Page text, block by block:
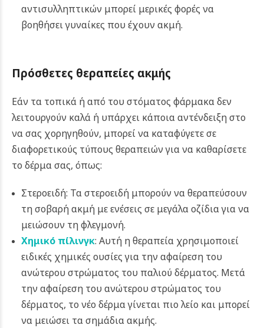
αντισυλληπτικών μπορεί μερικές φορές να
βοηθήσει γυναίκες που έχουν ακμή.
Πρόσθετες θεραπείες ακμής
Εάν τα τοπικά ή από του στόματος φάρμακα δεν
λειτουργούν καλά ή υπάρχει κάποια αντένδειξη στο
να σας χορηγηθούν, μπορεί να καταφύγετε σε
διαφορετικούς τύπους θεραπειών για να καθαρίσετε
το δέρμα σας, όπως:
Στεροειδή: Τα στεροειδή μπορούν να θεραπεύσουν
τη σοβαρή ακμή με ενέσεις σε μεγάλα οζίδια για να
μειώσουν τη φλεγμονή.
Χημικό πίλινγκ: Αυτή η θεραπεία χρησιμοποιεί
ειδικές χημικές ουσίες για την αφαίρεση του
ανώτερου στρώματος του παλιού δέρματος. Μετά
την αφαίρεση του ανώτερου στρώματος του
δέρματος, το νέο δέρμα γίνεται πιο λείο και μπορεί
να μειώσει τα σημάδια ακμής.